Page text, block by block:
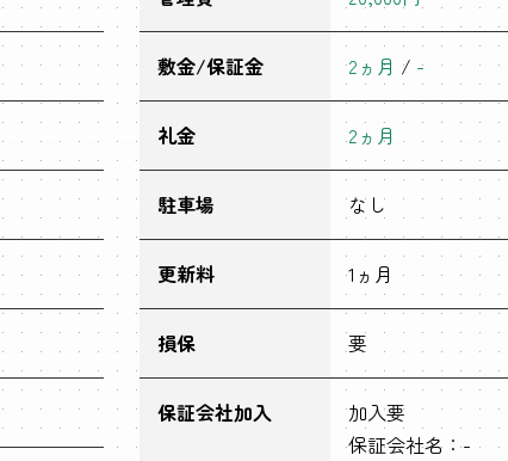
敷金/保証金 2ヵ月 / -
礼金 2ヵ月
駐車場 なし
更新料 1ヵ月
損保 要
保証会社加入
加入要
保証会社名：-